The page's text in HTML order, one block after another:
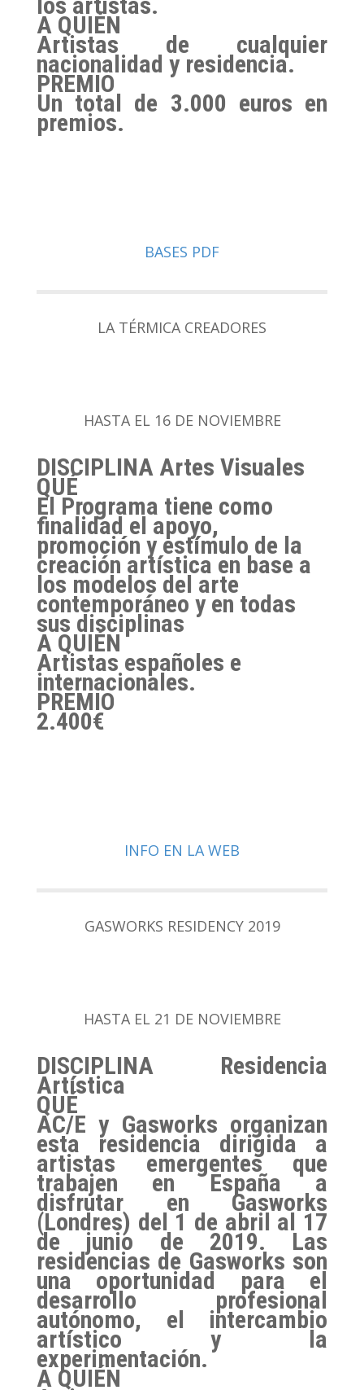
A QUIÉN
Artistas de cualquier
nacionalidad y residencia.
PREMIO
Un total de 3.000 euros en
premios.
BASES PDF
LA TÉRMICA CREADORES
HASTA EL 16 DE NOVIEMBRE
DISCIPLINA Artes Visuales
QUÉ
El Programa tiene como
finalidad el apoyo,
promoción y estímulo de la
creación artística en base a
los modelos del arte
contemporáneo y en todas
sus disciplinas
A QUIÉN
Artistas españoles e
internacionales.
PREMIO
2.400€
INFO EN LA WEB
GASWORKS RESIDENCY 2019
HASTA EL 21 DE NOVIEMBRE
DISCIPLINA Residencia
Artística
QUÉ
AC/E y Gasworks organizan
esta residencia dirigida a
artistas emergentes que
trabajen en España a
disfrutar en Gasworks
(Londres) del 1 de abril al 17
de junio de 2019. Las
residencias de Gasworks son
una oportunidad para el
desarrollo profesional
autónomo, el intercambio
artístico y la
experimentación.
A QUIÉN